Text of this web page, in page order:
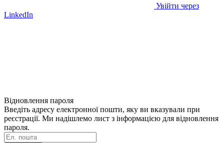
Увійти через
LinkedIn
Відновлення пароля
Введіть адресу електронної пошти, яку ви вказували при
реєстрації. Ми надішлемо лист з інформацією для відновлення
пароля.